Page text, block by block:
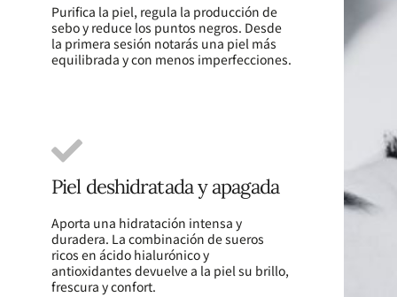
Purifica la piel, regula la producción de
sebo y reduce los puntos negros. Desde
la primera sesión notarás una piel más
equilibrada y con menos imperfecciones.
Piel deshidratada y apagada
Aporta una hidratación intensa y
duradera. La combinación de sueros
ricos en ácido hialurónico y
antioxidantes devuelve a la piel su brillo,
frescura y confort.